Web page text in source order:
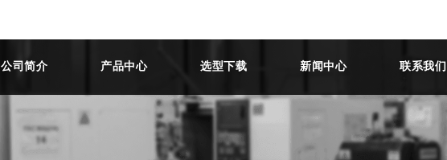
公司简介 产品中心 选型下载 新闻中心 联系我们